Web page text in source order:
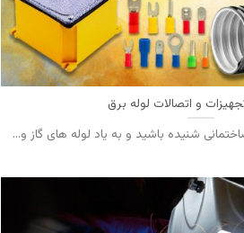
و اتصالات لوله برق
شنیده باشید و به یاد لوله های گاز و...